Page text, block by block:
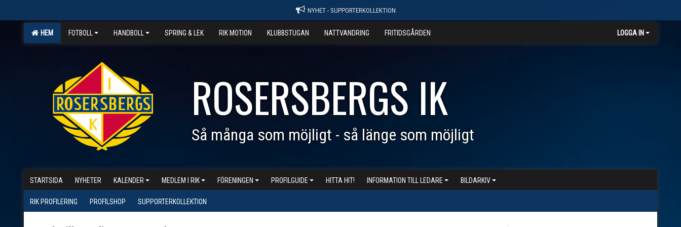
NYHET - SUPPORTERKOLLEKTION
HEM FOTBOLL HANDBOLL SPRING & LEK RIK MOTION KLUBBSTUGAN NATTVANDRING FRITIDSGÅRDEN LOGGA IN
ROSERSBERGS IK
Så många som möjligt - så länge som möjligt
STARTSIDA NYHETER KALENDER MEDLEM I RIK FÖRENINGEN PROFILGUIDE HITTA HIT! INFORMATION TILL LEDARE BILDARKIV
RIK PROFILERING PROFILSHOP SUPPORTERKOLLEKTION